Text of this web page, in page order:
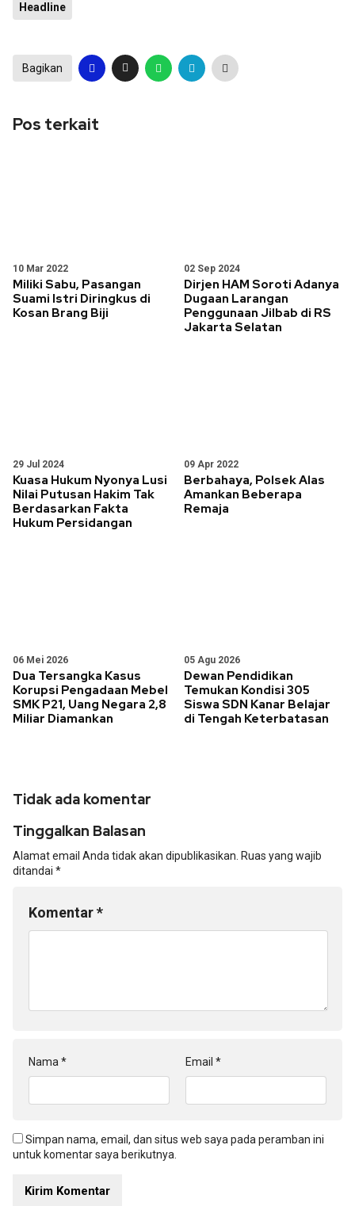
Headline
Bagikan
Pos terkait
10 Mar 2022
Miliki Sabu, Pasangan
Suami Istri Diringkus di
Kosan Brang Biji
02 Sep 2024
Dirjen HAM Soroti Adanya
Dugaan Larangan
Penggunaan Jilbab di RS
Jakarta Selatan
29 Jul 2024
Kuasa Hukum Nyonya Lusi
Nilai Putusan Hakim Tak
Berdasarkan Fakta
Hukum Persidangan
09 Apr 2022
Berbahaya, Polsek Alas
Amankan Beberapa
Remaja
06 Mei 2026
Dua Tersangka Kasus
Korupsi Pengadaan Mebel
SMK P21, Uang Negara 2,8
Miliar Diamankan
05 Agu 2026
Dewan Pendidikan
Temukan Kondisi 305
Siswa SDN Kanar Belajar
di Tengah Keterbatasan
Tidak ada komentar
Tinggalkan Balasan
Alamat email Anda tidak akan dipublikasikan. Ruas yang wajib
ditandai *
Komentar*
Nama * Email *
Simpan nama, email, dan situs web saya pada peramban ini
untuk komentar saya berikutnya.